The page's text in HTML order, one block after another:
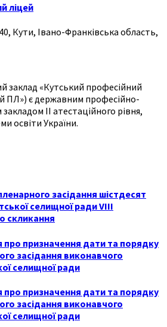
ліцей
Кути, Івано-Франківська область,
заклад «Кутський професійний
ПЛ») є державним професійно-
ІІ атестаційного рівня,
освіти України.
засідання шістдесят
селищної ради VIII
скликання
призначення дати та порядку
засідання виконавчого
селищної ради
призначення дати та порядку
засідання виконавчого
селищної ради